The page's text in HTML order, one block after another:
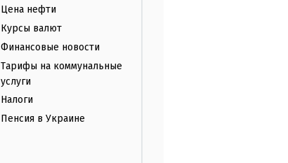
Цена нефти
Курсы валют
Финансовые новости
Тарифы на коммунальные
услуги
Налоги
Пенсия в Украине